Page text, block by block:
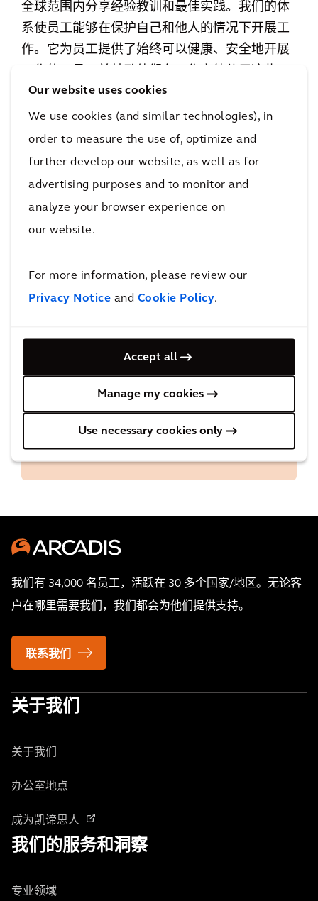
Our website uses cookies
We use cookies (and similar technologies), in
order to measure the use of, optimize and
further develop our website, as well as for
advertising purposes and to monitor and
analyze your browser experience on
our website.
For more information, please review our
Privacy Notice and Cookie Policy.
Accept all
Manage my cookies
Use necessary cookies only
全球范围内分享经验教训和最佳实践。我们的体
系使员工能够在保护自己和他人的情况下开展工
作。它为员工提供了始终可以健康、安全地开展
具来维持健康、安全的个人生活。
我们使用以下 TRACK
（跟踪）流程，以零事故为
(R)
评估风险(A)
控制风险(C)
Links and Downloads
Global Health and Safety Policy
我们有 34,000 名员工，活跃在 30 多个国家/地区。无论客
户在哪里需要我们，我们都会为他们提供支持。
联系我们
关于我们
关于我们
办公室地点
成为凯谛思人
我们的服务和洞察
专业领域